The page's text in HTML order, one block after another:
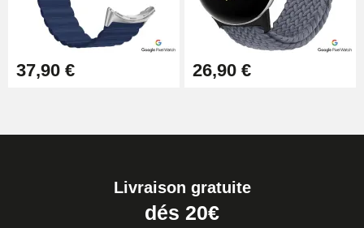
37,90 € 26,90 €
Livraison gratuite
dés 20€